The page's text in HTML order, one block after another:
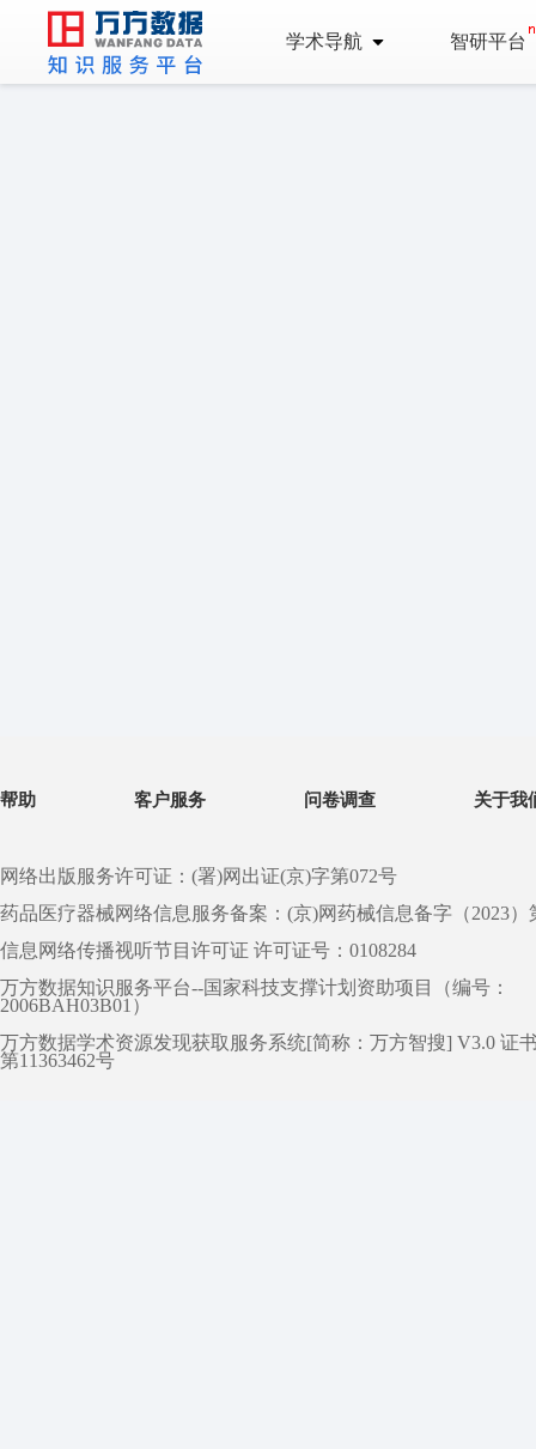
学术导航 智研平台
帮助 客户服务 问卷调查 关于我
网络出版服务许可证：(署)网出证(京)字第072号
药品医疗器械网络信息服务备案：(京)网药械信息备字（2023）
信息网络传播视听节目许可证 许可证号：0108284
万方数据知识服务平台--国家科技支撑计划资助项目（编号：
2006BAH03B01）
万方数据学术资源发现获取服务系统[简称：万方智搜] V3.0 证
第11363462号